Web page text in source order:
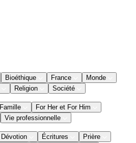
Bioéthique France
Monde
Religion Société
Famille
For Her et For Him
Vie professionnelle
Dévotion Écritures
Prière